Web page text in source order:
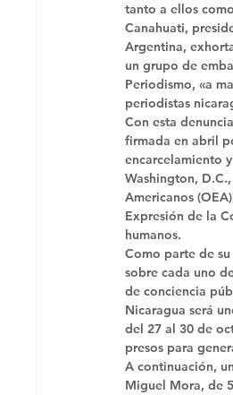
tanto a ellos
Canahuati,
Argentina,
un grupo de
Periodismo, «a
periodistas
Con esta
firmada en abril
encarcelamiento
Washington,
Americanos
Expresión de la
humanos.
Como parte de
sobre cada uno
de conciencia
Nicaragua será
del 27 al 30 de
presos para
A continuación,
Miguel Mora, de